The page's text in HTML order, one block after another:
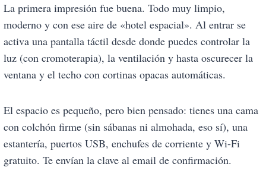
La primera impresión fue buena. Todo muy limpio,
moderno y con ese aire de «hotel espacial». Al entrar se
activa una pantalla táctil desde donde puedes controlar la
luz (con cromoterapia), la ventilación y hasta oscurecer la
ventana y el techo con cortinas opacas automáticas.
El espacio es pequeño, pero bien pensado: tienes una cama
con colchón firme (sin sábanas ni almohada, eso sí), una
estantería, puertos USB, enchufes de corriente y Wi-Fi
gratuito. Te envían la clave al email de confirmación.